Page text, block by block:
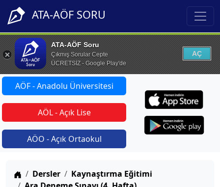
ATA-AÖF SORU
ATA-AÖF Soru
Çıkmış Sorular Cepte
ÜCRETSİZ - Google Play'de
AÇ
AÖF - Anadolu Üniversitesi
AÖL - Açık Lise
AÖO - Açık Ortaokul
Anasayfa
Dersler
Kaynaştırma Eğitimi